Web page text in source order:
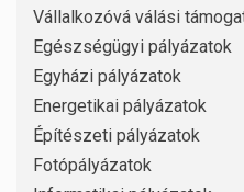
Vállalkozóvá válási
Egészségügyi pályázatok
Egyházi pályázatok
Energetikai pályázatok
Építészeti pályázatok
Fotópályázatok